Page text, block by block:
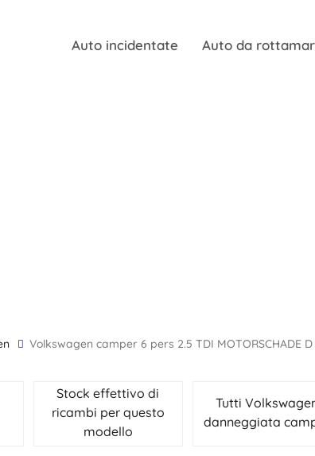
Auto incidentate Auto da
Volkswagen camper 6 pers 2.5 TDI MOTORSCHADE
Stock effettivo di
ricambi per questo
modello
Tutti
danneggiata